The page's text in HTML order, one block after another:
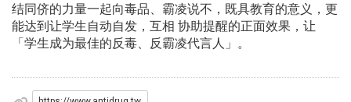
结同侪的力量一起向毒品、霸凌说不，既具教育的意义，更
能达到让学生自动自发，互相 协助提醒的正面效果，让
「学生成为最佳的反毒、反霸凌代言人」。